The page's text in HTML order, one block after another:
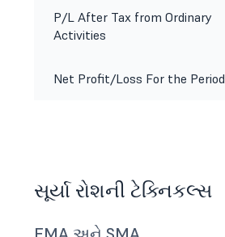
P/L After Tax from Ordinary
Activities
Net Profit/Loss For the Period
સૂર્યા રોશની ટેક્નિકલ્સ